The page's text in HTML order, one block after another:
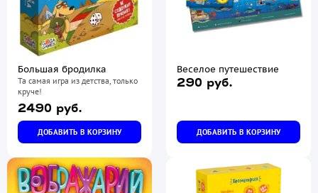
Большая бродилка
Та самая игра из детства, только
круче!
2490 руб.
ДОБАВИТЬ В КОРЗИНУ
Веселое путешествие
290 руб.
ДОБАВИТЬ В КОРЗИНУ